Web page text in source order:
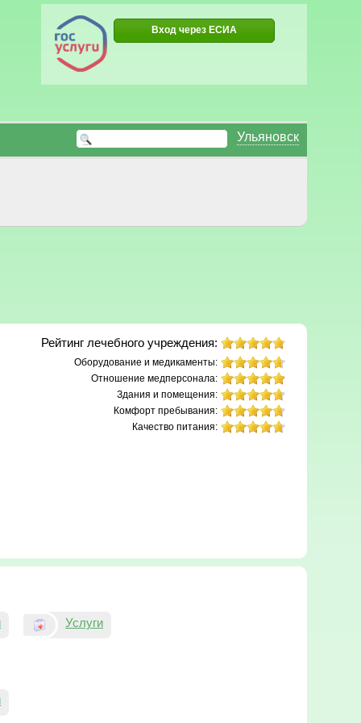
Вход через ЕСИА
Ульяновск
Рейтинг лечебного учреждения:
Оборудование и медикаменты:
Отношение медперсонала:
Здания и помещения:
Комфорт пребывания:
Качество питания:
Услуги